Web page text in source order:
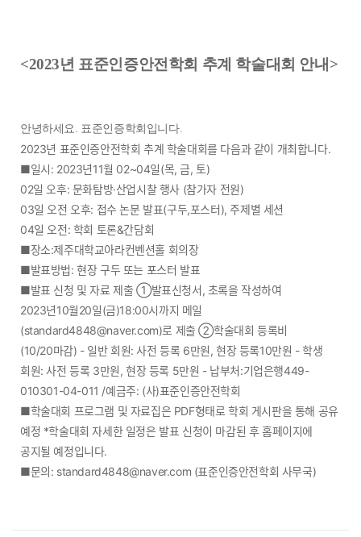
<2023년 표준인증안전학회 추계 학술대회 안내>
안녕하세요. 표준인증학회입니다.
2023년 표준인증안전학회 추계 학술대회를 다음과 같이 개최합니다.
■일시: 2023년11월 02~04일(목, 금, 토)
02일 오후: 문화탐방·산업시찰 행사 (참가자 전원)
03일 오전 오후: 접수 논문 발표(구두,포스터), 주제별 세션
04일 오전: 학회 토론&간담회
■장소:제주대학교아라컨벤션홀 회의장
■발표방법: 현장 구두 또는 포스터 발표
■발표 신청 및 자료 제출 ①발표신청서, 초록을 작성하여
2023년10월20일(금)18:00시까지 메일
(standard4848@naver.com)로 제출 ②학술대회 등록비
(10/20마감) - 일반 회원: 사전 등록 6만원, 현장 등록10만원 - 학생
회원: 사전 등록 3만원, 현장 등록 5만원 - 납부처:기업은행449-
010301-04-011 /예금주: (사)표준인증안전학회
■학술대회 프로그램 및 자료집은 PDF형태로 학회 게시판을 통해 공유
예정 *학술대회 자세한 일정은 발표 신청이 마감된 후 홈페이지에
공지될 예정입니다.
■문의: standard4848@naver.com (표준인증안전학회 사무국)